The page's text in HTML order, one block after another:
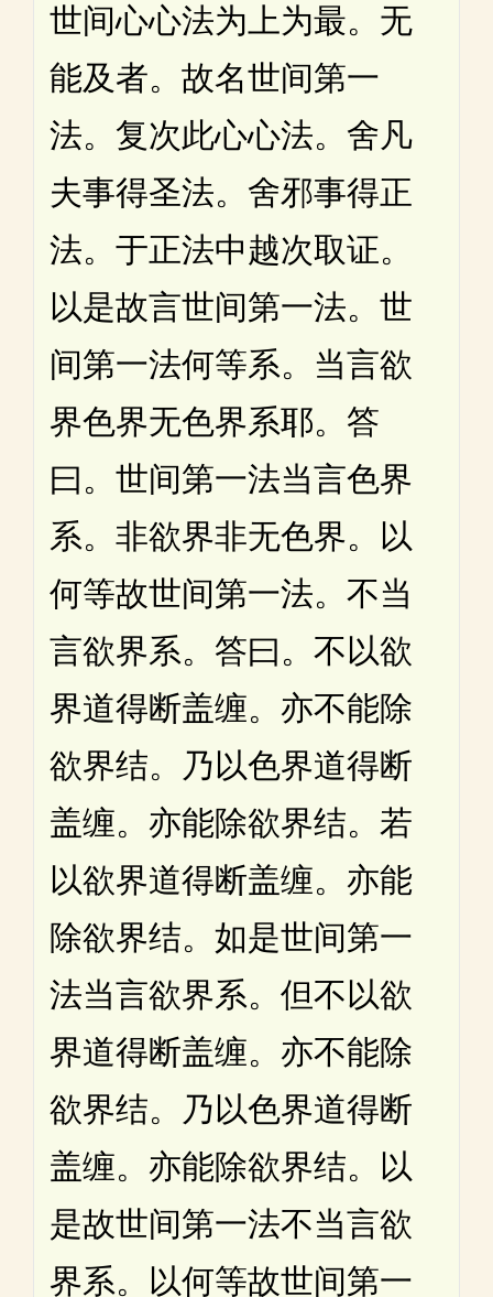
世间心心法为上为最。无
能及者。故名世间第一
法。复次此心心法。舍凡
夫事得圣法。舍邪事得正
法。于正法中越次取证。
以是故言世间第一法。世
间第一法何等系。当言欲
界色界无色界系耶。答
曰。世间第一法当言色界
系。非欲界非无色界。以
何等故世间第一法。不当
言欲界系。答曰。不以欲
界道得断盖缠。亦不能除
欲界结。乃以色界道得断
盖缠。亦能除欲界结。若
以欲界道得断盖缠。亦能
除欲界结。如是世间第一
法当言欲界系。但不以欲
界道得断盖缠。亦不能除
欲界结。乃以色界道得断
盖缠。亦能除欲界结。以
是故世间第一法不当言欲
界系。以何等故世间第一